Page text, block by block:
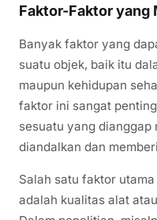
Faktor-Faktor yang
Banyak faktor yang
suatu objek, baik itu
maupun kehidupan
faktor ini sangat
sesuatu yang
diandalkan dan
Salah satu faktor
adalah kualitas alat